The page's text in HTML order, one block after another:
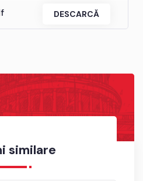
similare
DESCARCĂ